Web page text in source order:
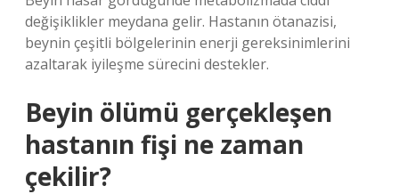
değişiklikler meydana gelir. Hastanın ötanazisi,
beynin çeşitli bölgelerinin enerji gereksinimlerini
azaltarak iyileşme sürecini destekler.
Beyin ölümü gerçekleşen
hastanın fişi ne zaman
çekilir?